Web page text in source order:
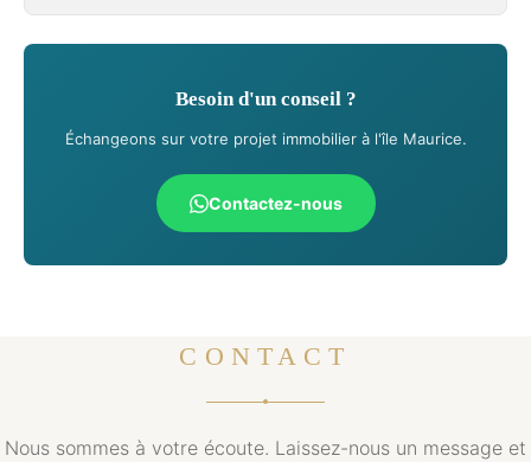
Besoin d'un conseil ?
Échangeons sur votre projet immobilier à l'île Maurice.
Contactez-nous
CONTACT
Nous sommes à votre écoute. Laissez-nous un message et